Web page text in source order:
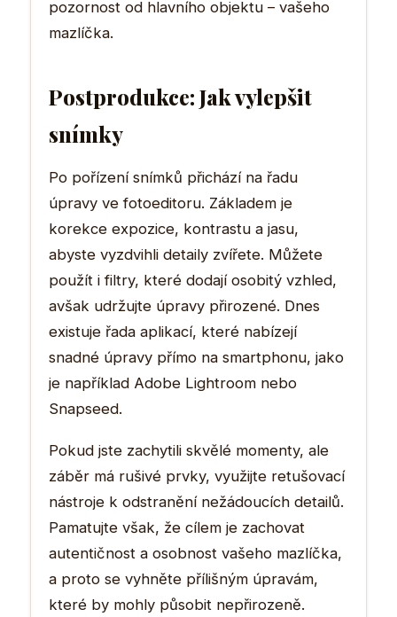
pozornost od hlavního objektu – vašeho
mazlíčka.
Postprodukce: Jak vylepšit
snímky
Po pořízení snímků přichází na řadu
úpravy ve fotoeditoru. Základem je
korekce expozice, kontrastu a jasu,
abyste vyzdvihli detaily zvířete. Můžete
použít i filtry, které dodají osobitý vzhled,
avšak udržujte úpravy přirozené. Dnes
existuje řada aplikací, které nabízejí
snadné úpravy přímo na smartphonu, jako
je například Adobe Lightroom nebo
Snapseed.
Pokud jste zachytili skvělé momenty, ale
záběr má rušivé prvky, využijte retušovací
nástroje k odstranění nežádoucích detailů.
Pamatujte však, že cílem je zachovat
autentičnost a osobnost vašeho mazlíčka,
a proto se vyhněte přílišným úpravám,
které by mohly působit nepřirozeně.